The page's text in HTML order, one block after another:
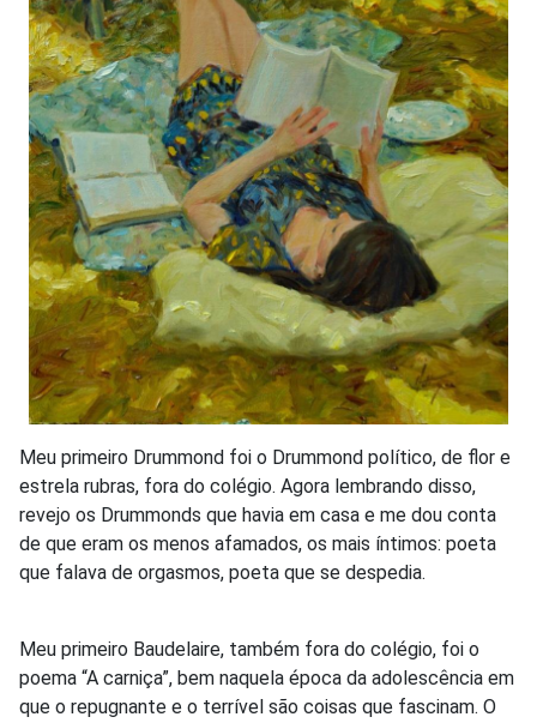
Meu primeiro Drummond foi o Drummond político, de flor e
estrela rubras, fora do colégio. Agora lembrando disso,
revejo os Drummonds que havia em casa e me dou conta
de que eram os menos afamados, os mais íntimos: poeta
que falava de orgasmos, poeta que se despedia.
Meu primeiro Baudelaire, também fora do colégio, foi o
poema “A carniça”, bem naquela época da adolescência em
que o repugnante e o terrível são coisas que fascinam. O